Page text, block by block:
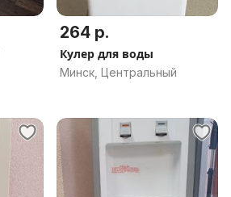
264 р.
Кулер для воды
Минск, Центральный